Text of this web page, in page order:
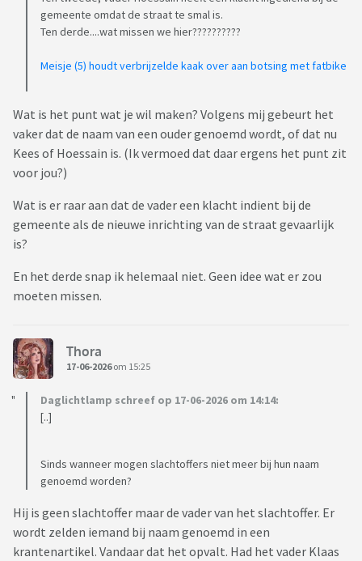
gemeente omdat de straat te smal is.
Ten derde....wat missen we hier??????????
Meisje (5) houdt verbrijzelde kaak over aan botsing met fatbike
Wat is het punt wat je wil maken? Volgens mij gebeurt het
vaker dat de naam van een ouder genoemd wordt, of dat nu
Kees of Hoessain is. (Ik vermoed dat daar ergens het punt zit
voor jou?)
Wat is er raar aan dat de vader een klacht indient bij de
gemeente als de nieuwe inrichting van de straat gevaarlijk
is?
En het derde snap ik helemaal niet. Geen idee wat er zou
moeten missen.
Thora
17-06-2026om 15:25
Daglichtlamp schreef op 17-06-2026 om 14:14:
[..]
Sinds wanneer mogen slachtoffers niet meer bij hun naam
genoemd worden?
Hij is geen slachtoffer maar de vader van het slachtoffer. Er
wordt zelden iemand bij naam genoemd in een
krantenartikel. Vandaar dat het opvalt. Had het vader Klaas